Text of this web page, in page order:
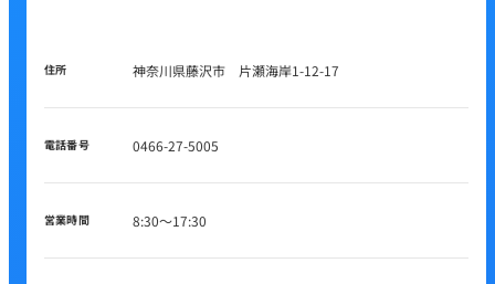
住所 神奈川県藤沢市 片瀬海岸1-12-17
電話番号 0466-27-5005
営業時間 8:30～17:30